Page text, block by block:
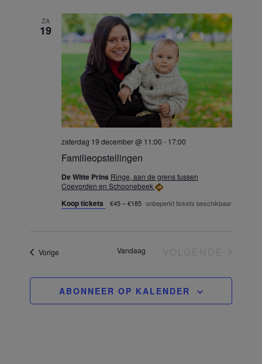
ZA
19
Familieopstellingen
zaterdag 19 december @ 11:00 - 17:00
De Witte Prins Ringe, aan de grens tussen
Coevorden en Schoonebeek
Koop tickets €45 – €185 onbeperkt tickets beschikbaar
VorigeEvenementen Vandaag
ABONNEER OP KALENDER